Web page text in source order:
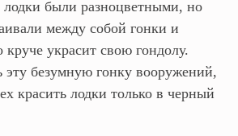
были разноцветными, но
между собой гонки и
круче украсит свою гондолу.
эту безумную гонку вооружений,
красить лодки только в черный